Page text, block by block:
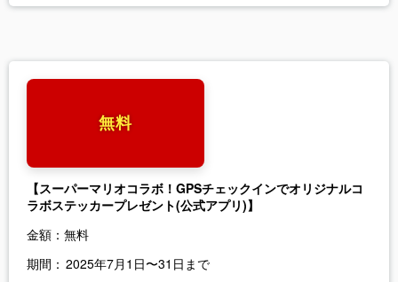
無料
【スーパーマリオコラボ！GPSチェックインでオリジナルコ
ラボステッカープレゼント(公式アプリ)】
金額： 無料
期間： 2025年7月1日〜31日まで